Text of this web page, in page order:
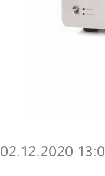
02.12.2020